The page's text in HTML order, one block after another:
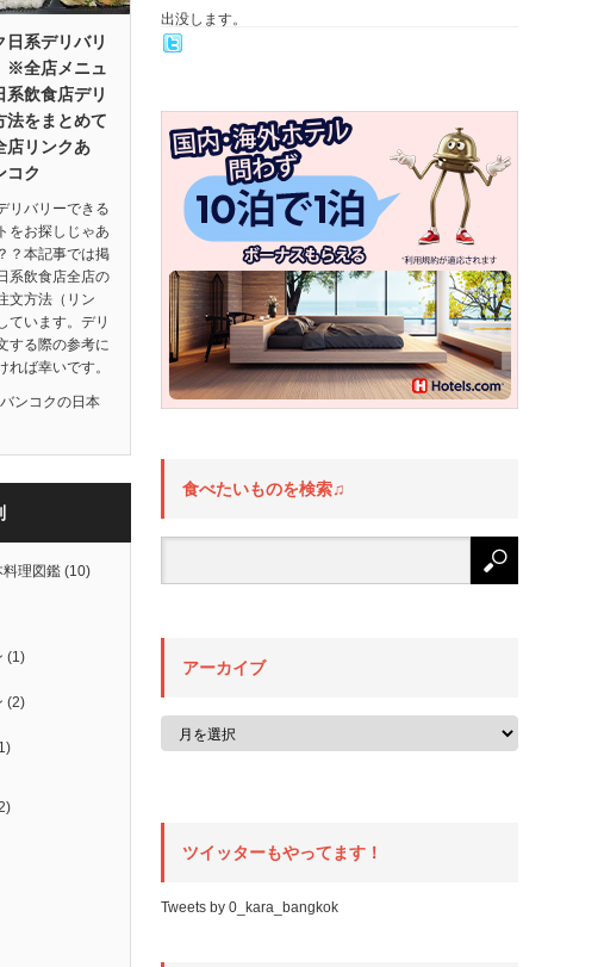
日系デリバリ
※全店メニュ
飲食店デリ
法をまとめて
店リンクあ
コク
リバリーできる
をお探しじゃあ
？本記事では掲
系飲食店全店の
文方法（リン
ています。デリ
する際の参考に
れば幸いです。
バンコクの日本
料理図鑑 (10)
(1)
(2)
出没します。
食べたいものを検索♫
アーカイブ
ツイッターもやってます！
Tweets by 0_kara_bangkok